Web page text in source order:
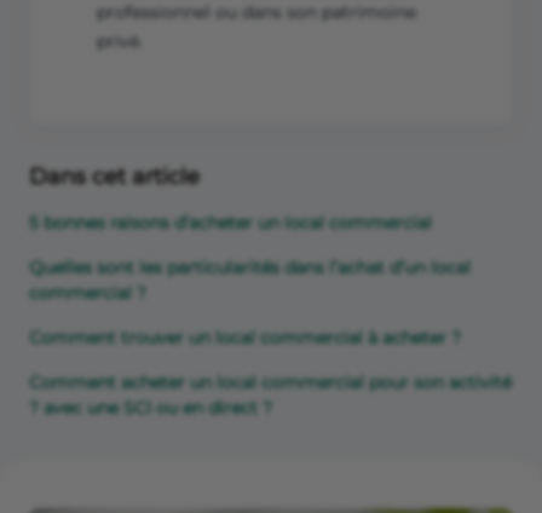
professionnel ou dans son patrimoine
privé.
Dans cet article
5 bonnes raisons d’acheter un local commercial
Quelles sont les particularités dans l’achat d’un local
commercial ?
Comment trouver un local commercial à acheter ?
Comment acheter un local commercial pour son activité
? avec une SCI ou en direct ?